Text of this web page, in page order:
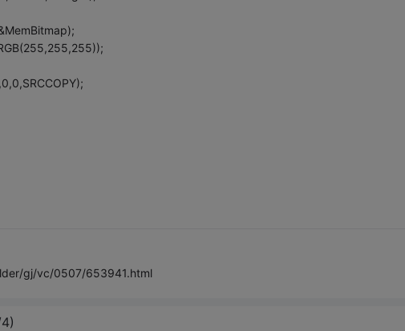
gj/vc/0507/653941.html